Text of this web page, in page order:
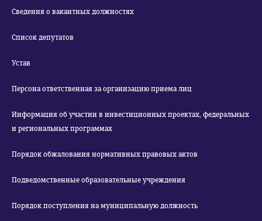
Сведения о вакантных должностях
Список депутатов
Устав
Персона ответственная за организацию приема лиц
Информация об участии в инвестиционных проектах, федеральных
и региональных программах
Порядок обжалования нормативных правовых актов
Подведомственные образовательные учреждения
Порядок поступления на муниципальную должность